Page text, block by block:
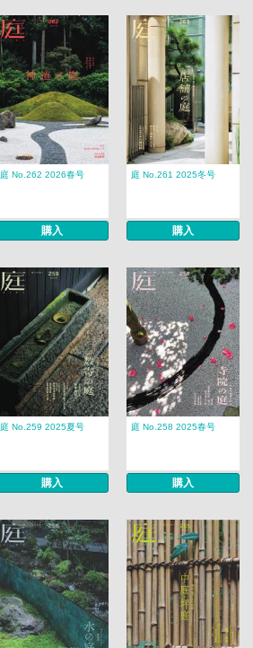
庭 No.262 2026春号
購入
庭 No.261 2025冬号
購入
庭 No.259 2025夏号
購入
庭 No.258 2025春号
購入